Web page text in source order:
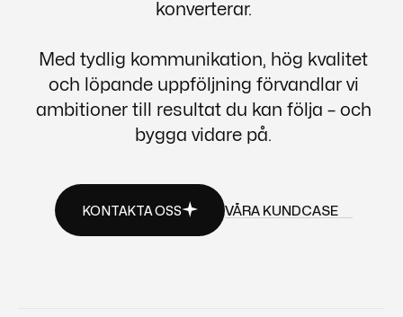
konverterar.
Med tydlig kommunikation, hög kvalitet
och löpande uppföljning förvandlar vi
ambitioner till resultat du kan följa – och
bygga vidare på.
KONTAKTA OSS
VÅRA KUNDCASE